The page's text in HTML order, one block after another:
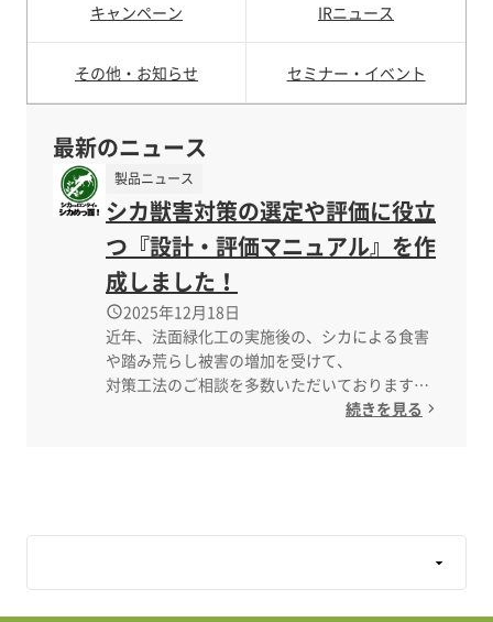
キャンペーン IRニュース
その他・お知らせ セミナー・イベント
最新のニュース
製品ニュース
シカ獣害対策の選定や評価に役立
つ『設計・評価マニュアル』を作
成しました！
2025年12月18日
近年、法面緑化工の実施後の、シカによる食害
や踏み荒らし被害の増加を受けて、
対策工法のご相談を多数いただいております。
備されておらず、
続きを見る